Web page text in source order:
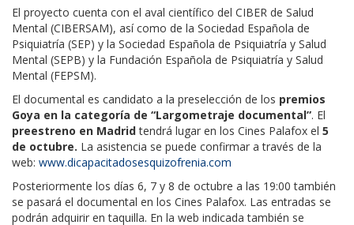
El proyecto cuenta con el aval científico del CIBER de Salud
Mental (CIBERSAM), así como de la Sociedad Española de
Psiquiatría (SEP) y la Sociedad Española de Psiquiatría y Salud
Mental (SEPB) y la Fundación Española de Psiquiatría y Salud
Mental (FEPSM).
El documental es candidato a la preselección de los premios
Goya en la categoría de “Largometraje documental”. El
preestreno en Madridtendrá lugar en los Cines Palafox el 5
de octubre. La asistencia se puede confirmar a través de la
web: www.dicapacitadosesquizofrenia.com
Posteriormente los días 6, 7 y 8 de octubre a las 19:00 también
se pasará el documental en los Cines Palafox. Las entradas se
podrán adquirir en taquilla. En la web indicada también se